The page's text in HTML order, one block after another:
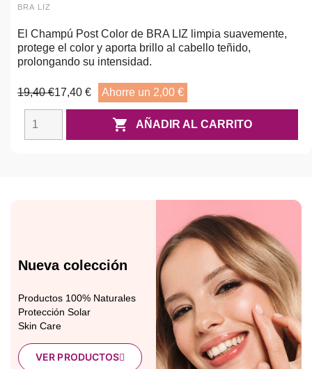
BRA LIZ
El Champú Post Color de BRA LIZ limpia suavemente,
protege el color y aporta brillo al cabello teñido,
prolongando su intensidad.
19,40 €17,40 € Ahorre un 2,00 €
 AÑADIR AL CARRITO
Nueva colección
Productos 100% Naturales
Protección Solar
Skin Care
VER PRODUCTOS